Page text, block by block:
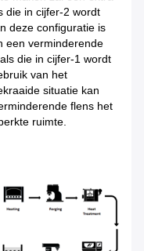
die in cijfer-2 wordt
deze configuratie is
een verminderende
die in cijfer-1 wordt
van het
situatie kan
flens het
ruimte.